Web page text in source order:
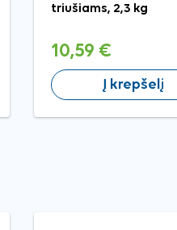
triušiams, 2,3 kg
10,59 €
Į krepšelį